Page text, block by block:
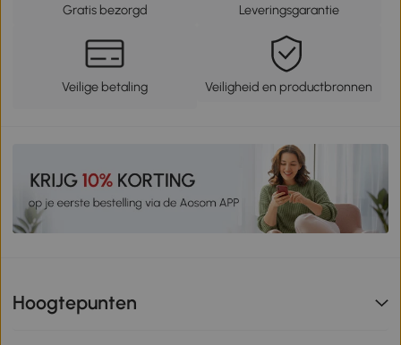
Gratis bezorgd Leveringsgarantie
Veilige betaling Veiligheid en productbronnen
Hoogtepunten